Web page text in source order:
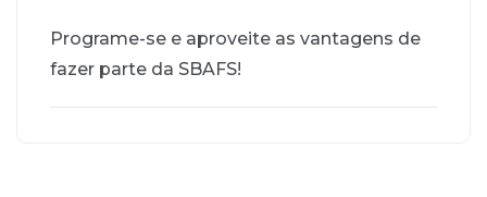
Programe-se e aproveite as vantagens de
fazer parte da SBAFS!